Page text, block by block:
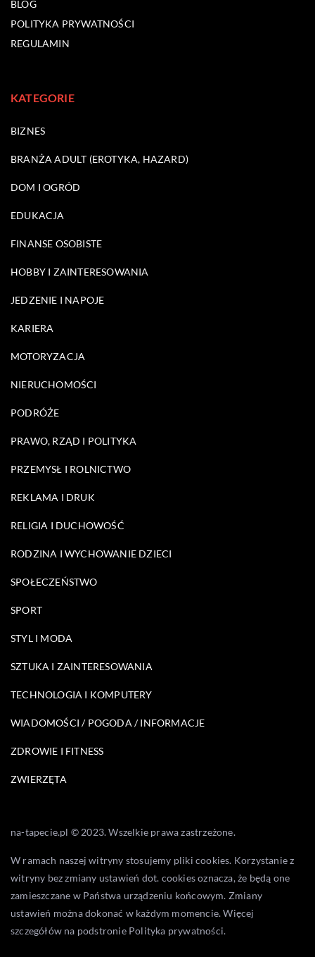
BLOG
POLITYKA PRYWATNOŚCI
REGULAMIN
KATEGORIE
BIZNES
BRANŻA ADULT (EROTYKA, HAZARD)
DOM I OGRÓD
EDUKACJA
FINANSE OSOBISTE
HOBBY I ZAINTERESOWANIA
JEDZENIE I NAPOJE
KARIERA
MOTORYZACJA
NIERUCHOMOŚCI
PODRÓŻE
PRAWO, RZĄD I POLITYKA
PRZEMYSŁ I ROLNICTWO
REKLAMA I DRUK
RELIGIA I DUCHOWOŚĆ
RODZINA I WYCHOWANIE DZIECI
SPOŁECZEŃSTWO
SPORT
STYL I MODA
SZTUKA I ZAINTERESOWANIA
TECHNOLOGIA I KOMPUTERY
WIADOMOŚCI / POGODA / INFORMACJE
ZDROWIE I FITNESS
ZWIERZĘTA
na-tapecie.pl © 2023. Wszelkie prawa zastrzeżone.
W ramach naszej witryny stosujemy pliki cookies. Korzystanie z
witryny bez zmiany ustawień dot. cookies oznacza, że będą one
zamieszczane w Państwa urządzeniu końcowym. Zmiany
ustawień można dokonać w każdym momencie. Więcej
szczegółów na podstronie Polityka prywatności.